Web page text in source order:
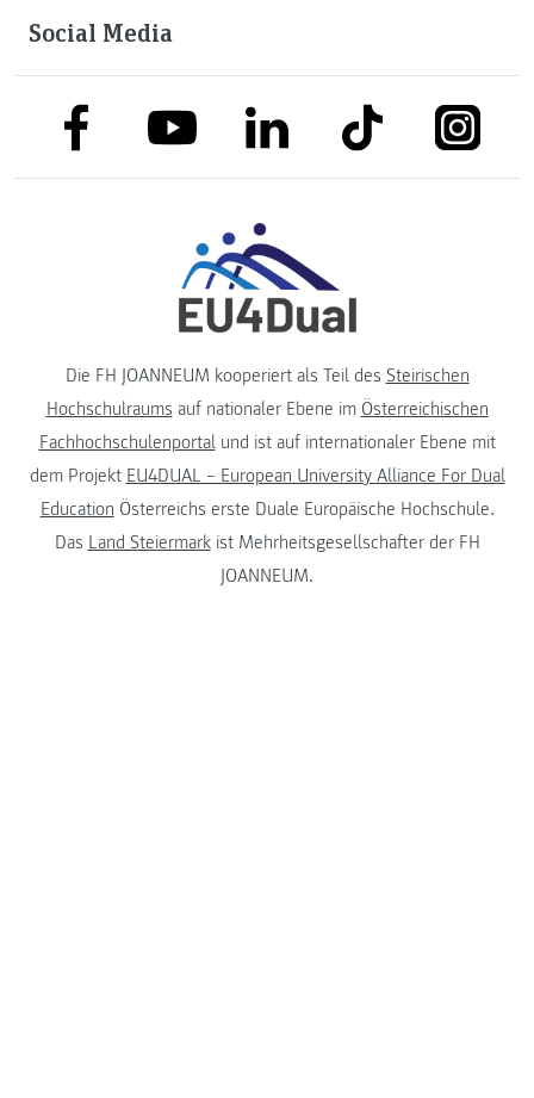
Social Media
link to facebooklink to youtubelink to linkedinlink to tiktok link to
Die FH JOANNEUM kooperiert als Teil des Steirischen
Hochschulraums auf nationaler Ebene im Österreichischen
Fachhochschulenportalund ist auf internationaler Ebene mit
dem Projekt EU4DUAL – European University Alliance For Dual
Education Österreichs erste Duale Europäische Hochschule.
Das Land Steiermarkist Mehrheitsgesellschafter der FH
JOANNEUM.